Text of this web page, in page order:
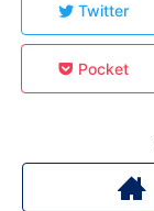
Twitter
Pocket